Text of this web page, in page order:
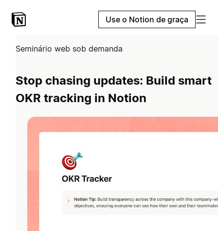
Use o Notion de graça
Seminário web sob demanda
Stop chasing updates: Build smart
OKR tracking in Notion